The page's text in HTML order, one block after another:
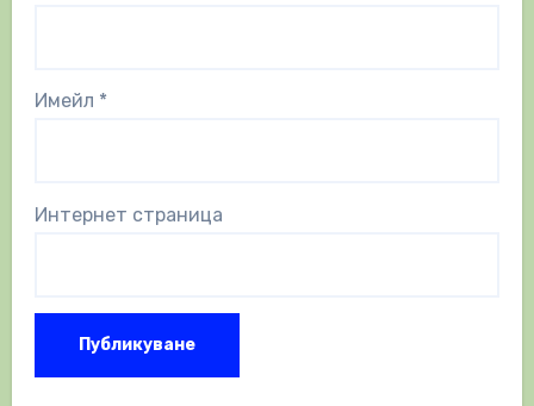
Имейл *
Интернет страница